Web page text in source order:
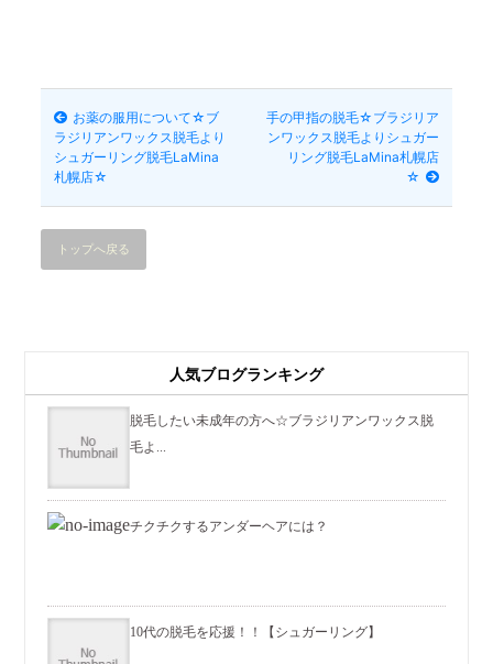
お薬の服用について☆ブ
ラジリアンワックス脱毛より
シュガーリング脱毛LaMina
札幌店☆
手の甲指の脱毛☆ブラジリア
ンワックス脱毛よりシュガー
リング脱毛LaMina札幌店
☆
トップへ戻る
人気ブログランキング
脱毛したい未成年の方へ☆ブラジリアンワックス脱
毛よ...
チクチクするアンダーヘアには？
10代の脱毛を応援！！【シュガーリング】